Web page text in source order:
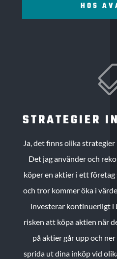
HOS
STRATEGIER
Ja, det finns olika
Det jag använder och
köper en aktier i ett
och tror kommer öka i
investerar kontinuerligt i
risken att köpa aktien när
på aktier går upp och
sprida ut dina inköp vid